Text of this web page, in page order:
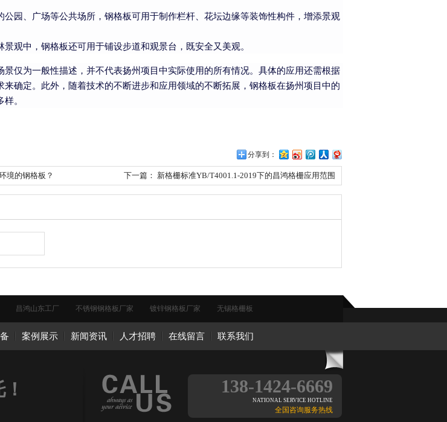
公园、广场等公共场所，钢格板可用于制作栏杆、花坛边缘等装饰性构件，增添景观
景观中，钢格板还可用于铺设步道和观景台，既安全又美观。
景仅为一般性描述，并不代表扬州项目中实际使用的所有情况。具体的应用还需根据
来确定。此外，随着技术的不断进步和应用领域的不断拓展，钢格板在扬州项目中的
。
分享到：
境的钢格板？ 下一篇： 新格栅标准YB/T4001.1-2019下的昌鸿格栅应用范围
昌鸿山东工厂 不锈钢钢格板厂家 镀锌钢格板厂家 无锡格栅板
案例展示 新闻资讯 人才招聘 在线留言 联系我们
138-1424-6669
NATIONAL SERVICE HOTLINE
全国咨询服务热线